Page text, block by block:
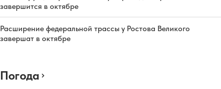
завершится в октябре
Расширение федеральной трассы у Ростова Великого
завершат в октябре
Погода